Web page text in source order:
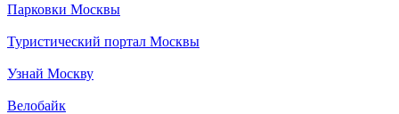
Парковки Москвы
Туристический портал Москвы
Узнай Москву
Велобайк